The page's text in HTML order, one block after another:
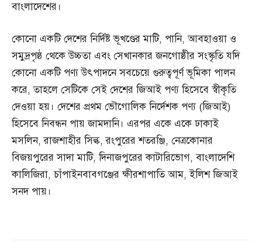
বাংলাদেশের।
কোনো একটি দেশের নির্দিষ্ট ভূখণ্ডের মাটি, পানি, আবহাওয়া ও
সমুদ্রপৃষ্ঠ থেকে উচ্চতা এবং সেখানকার জনগোষ্ঠীর সংস্কৃতি যদি
কোনো একটি পণ্য উৎপাদনে সবচেয়ে গুরুত্বপূর্ণ ভূমিকা পালন
করে, তাহলে সেটিকে সেই দেশের জিআই পণ্য হিসেবে স্বীকৃতি
দেওয়া হয়। দেশের প্রথম ভৌগোলিক নির্দেশক পণ্য (জিআই)
হিসেবে নিবন্ধন পায় জামদানি। এরপর একে একে ঢাকাই
মসলিন, রাজশাহীর সিল্ক, রংপুরের শতরঞ্জি, নেত্রকোনার
বিজয়পুরের সাদা মাটি, দিনাজপুরের কাটারিভোগ, বাংলাদেশি
কালিজিরা, চাঁপাইনবাবগঞ্জের ক্ষীরশাপাতি আম, ইলিশ জিআই
সনদ পায়।